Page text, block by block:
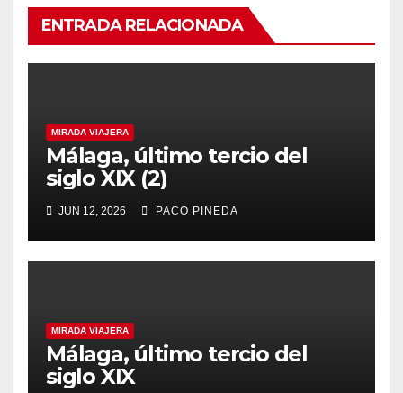
ENTRADA RELACIONADA
MIRADA VIAJERA
Málaga, último tercio del
siglo XIX (2)
JUN 12, 2026 PACO PINEDA
MIRADA VIAJERA
Málaga, último tercio del
siglo XIX